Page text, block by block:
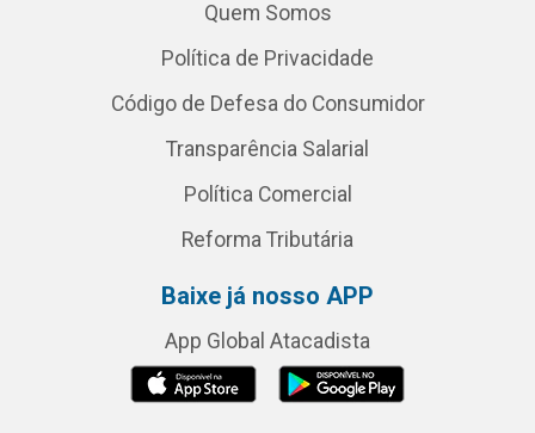
Quem Somos
Política de Privacidade
Código de Defesa do Consumidor
Transparência Salarial
Política Comercial
Reforma Tributária
Baixe já nosso APP
App Global Atacadista